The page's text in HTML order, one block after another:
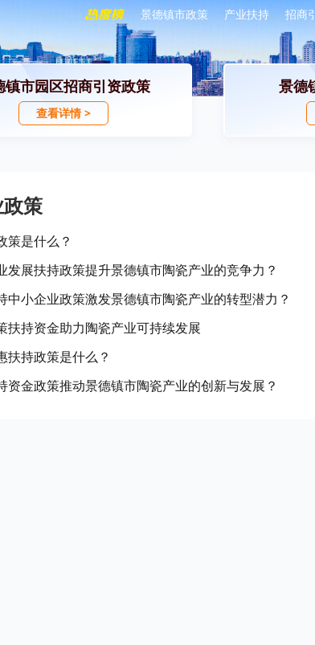
景德镇市政策 产业扶持 招商
镇市园区招商引资政策
查看详情 >
景德
策
策是什么？
发展扶持政策提升景德镇市陶瓷产业的竞争力？
中小企业政策激发景德镇市陶瓷产业的转型潜力？
扶持资金助力陶瓷产业可持续发展
扶持政策是什么？
资金政策推动景德镇市陶瓷产业的创新与发展？